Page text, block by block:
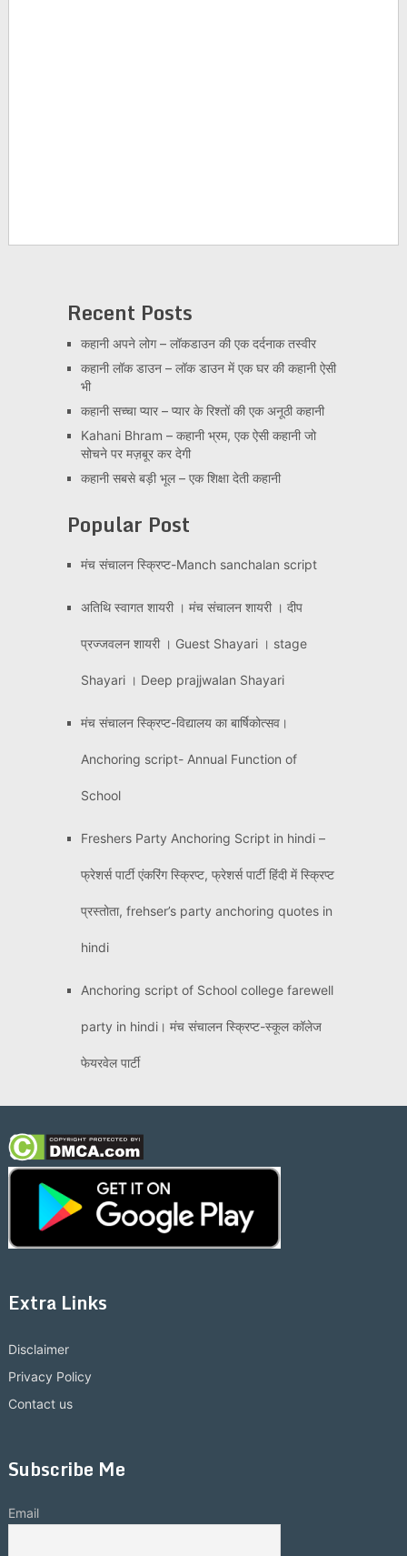
Recent Posts
कहानी अपने लोग – लॉकडाउन की एक दर्दनाक तस्वीर
कहानी लॉक डाउन – लॉक डाउन में एक घर की कहानी ऐसी
भी
कहानी सच्चा प्यार – प्यार के रिश्तों की एक अनूठी कहानी
Kahani Bhram – कहानी भ्रम, एक ऐसी कहानी जो
सोचने पर मज़बूर कर देगी
कहानी सबसे बड़ी भूल – एक शिक्षा देती कहानी
Popular Post
मंच संचालन स्क्रिप्ट-Manch sanchalan script
अतिथि स्वागत शायरी । मंच संचालन शायरी । दीप
प्रज्जवलन शायरी । Guest Shayari । stage
Shayari । Deep prajjwalan Shayari
मंच संचालन स्क्रिप्ट-विद्यालय का बार्षिकोत्सव।
Anchoring script- Annual Function of
School
Freshers Party Anchoring Script in hindi –
फ्रेशर्स पार्टी एंकरिंग स्क्रिप्ट, फ्रेशर्स पार्टी हिंदी में स्क्रिप्ट
प्रस्तोता, frehser’s party anchoring quotes in
hindi
Anchoring script of School college farewell
party in hindi। मंच संचालन स्क्रिप्ट-स्कूल कॉलेज
फेयरवेल पार्टी
Extra Links
Disclaimer
Privacy Policy
Contact us
Subscribe Me
Email